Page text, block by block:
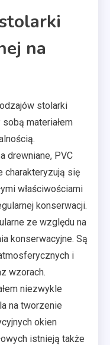
na
stolarki
materiałem
drewniane, PVC
charakteryzują się
właściwościami
konserwacji.
ze względu na
konserwacyjne. Są
i
wzorach.
niezwykle
na tworzenie
okien
istnieją także